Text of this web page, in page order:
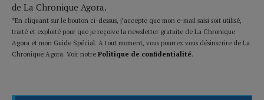
de La Chronique Agora.
*En cliquant sur le bouton ci-dessus, j’accepte que mon e-mail saisi soit utilisé,
traité et exploité pour que je reçoive la newsletter gratuite de La Chronique
Agora et mon Guide Spécial. A tout moment, vous pourrez vous désinscrire de La
Chronique Agora. Voir notre Politique de confidentialité.